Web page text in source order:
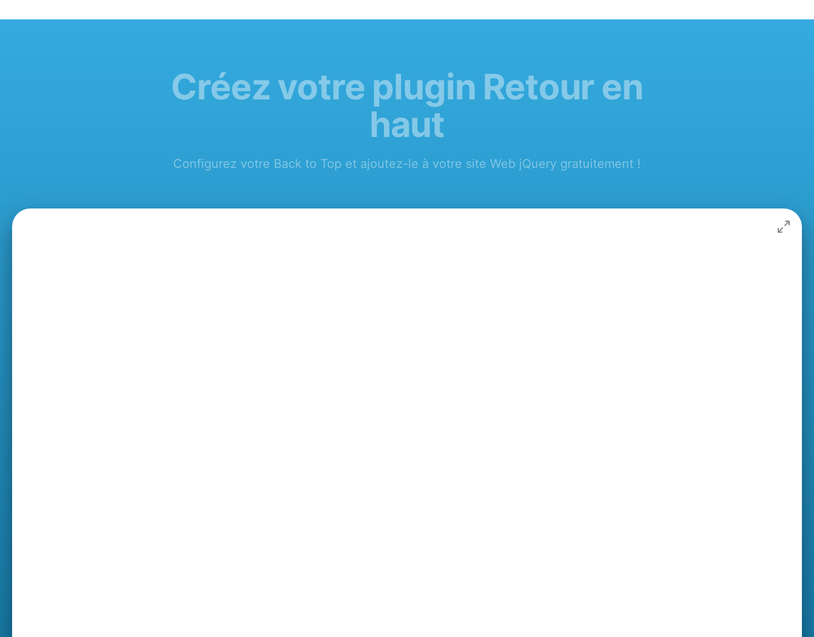
Créez votre plugin Retour en
haut
Configurez votre Back to Top et ajoutez-le à votre site Web jQuery gratuitement !